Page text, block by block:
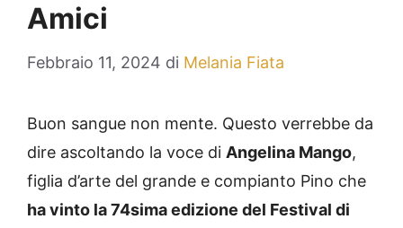
Amici
Febbraio 11, 2024 di Melania Fiata
Buon sangue non mente. Questo verrebbe da
dire ascoltando la voce di Angelina Mango,
figlia d’arte del grande e compianto Pino che
ha vinto la 74sima edizione del Festival di